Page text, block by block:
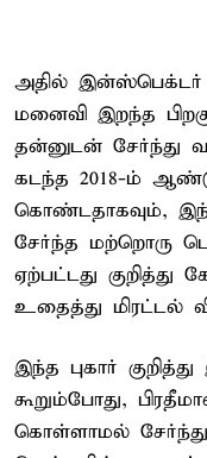
அதில் இன்ஸ்பெக்டர்
மனைவி இறந்த
தன்னுடன் சேர்ந்து
கடந்த 2018-ம்
கொண்டதாகவும்,
சேர்ந்த மற்றொரு
ஏற்பட்டது குறித்து
உதைத்து மிரட்டல்
இந்த புகார்
கூறும்போது,
கொள்ளாமல்